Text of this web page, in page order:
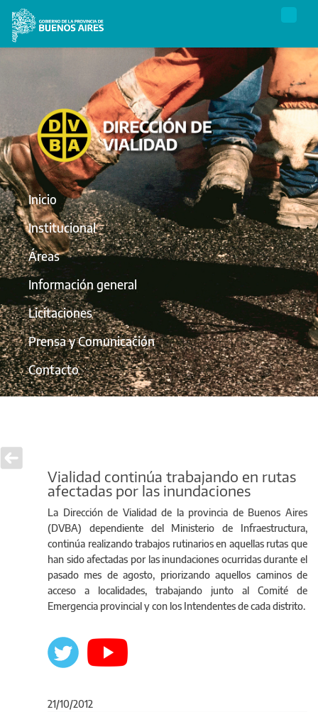
Inicio
Institucional
Áreas
Información general
Licitaciones
Prensa y Comunicación
Contacto
Vialidad continúa trabajando en rutas
afectadas por las inundaciones
La Dirección de Vialidad de la provincia de Buenos Aires
(DVBA) dependiente del Ministerio de Infraestructura,
continúa realizando trabajos rutinarios en aquellas rutas que
han sido afectadas por las inundaciones ocurridas durante el
pasado mes de agosto, priorizando aquellos caminos de
acceso a localidades, trabajando junto al Comité de
Emergencia provincial y con los Intendentes de cada distrito.
21/10/2012